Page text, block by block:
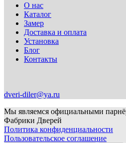
О нас
Каталог
Замер
Доставка и оплата
Установка
Блог
Контакты
dveri-diler@ya.ru
Мы являемся официальными
Фабрики Дверей
Политика конфиденциальности
Пользовательское соглашение